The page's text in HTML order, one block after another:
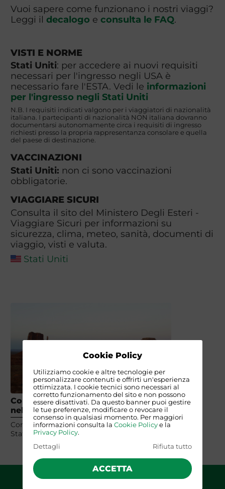
Cookie Policy
Utilizziamo cookie e altre tecnologie per
personalizzare contenuti e offrirti un'esperienza
ottimizzata. I cookie tecnici sono necessari al
corretto funzionamento del sito e non possono
essere disattivati. Da questo banner puoi gestire
le tue preferenze, modificare o revocare il
consenso in qualsiasi momento. Per maggiori
informazioni consulta la Cookie Policye la
Privacy Policy.
Dettagli
Rifiuta tutto
ACCETTA
Vuoi sapere come funzionano i nostri viaggi?
Leggi il decalogo e consulta le FAQ.
VISTI E NORME
Stati Uniti: per accedere ai nuovi requisiti
necessari per l'ingresso negli USA è
necessario fare l'ESTA. Vedi le informazioni
per l'ingresso negli Stati Uniti
N.B. I requisiti indicati valgono per i viaggiatori di nazionalità
italiana. I partecipanti di nazionalità NON italiana dovranno
documentarsi autonomamente circa i requisiti di ingresso
richiesti presso la propria rappresentanza consolare e quella
del paese di destinazione.
VACCINAZIONI
Stati Uniti: non ci sono vaccinazioni
obbligatorie.
VIAGGIARE SICURI
Consulta il sito del Ministero Degli Esteri -
Viaggiare Sicuri per informazioni su
sicurezza, clima, meteo, sanità, documenti di
viaggio, visti e valuta.
Stati Uniti
Come e quali parchi visitare
nell'ovest degli Stati Uniti
Come e quali parchi visitare nell'ovest degli
Stati Uniti
QUOTA DI PARTECIPAZIONE